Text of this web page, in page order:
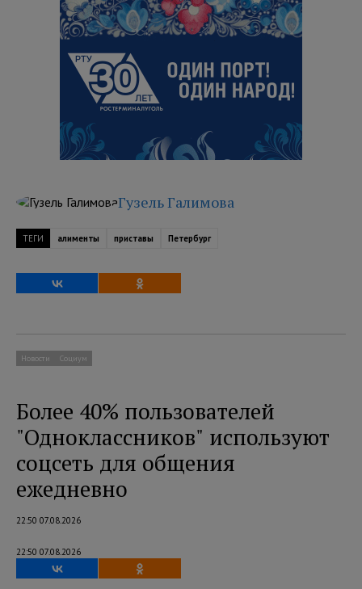
Гузель Галимова
ТЕГИ алименты приставы Петербург
Новости Социум
Более 40% пользователей
"Одноклассников" используют
соцсеть для общения
ежедневно
22:50 07.08.2026
22:50 07.08.2026